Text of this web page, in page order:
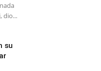
dio...
su